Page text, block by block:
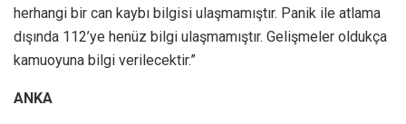
herhangi bir can kaybı bilgisi ulaşmamıştır. Panik ile atlama
dışında 112’ye henüz bilgi ulaşmamıştır. Gelişmeler oldukça
kamuoyuna bilgi verilecektir.”
ANKA